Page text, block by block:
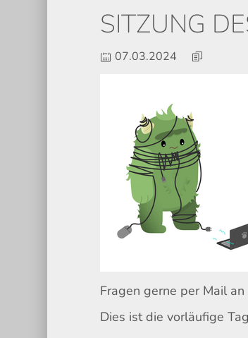
SITZUNG
07.03.2024
Fragen gerne per Mail
Dies ist die vorläufige